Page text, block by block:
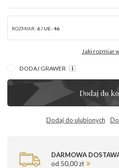
ROZMIAR: 6 / UE- 46
Jaki rozmiar
DODAJ GRAWER
Dodaj do
Dodaj do ulubionych
DARMOWA
od 50,00 zł